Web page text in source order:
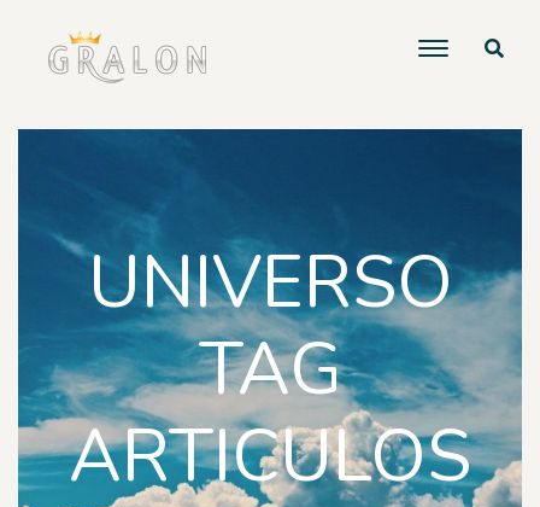
UNIVERSO
TAG
ARTICULOS